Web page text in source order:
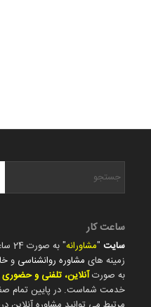
ساعت کار
سایت "مشاورانه
" به
زمینه های مشاوره روانشناسی و
به صورتآنلاین، تلفنی و حضوری
خدمت شماست. در پایین تمام